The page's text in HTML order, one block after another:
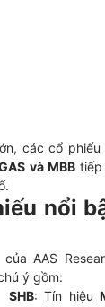
các cổ
và MBB
nổi
AAS
ý gồm:
SHB: Tín hiệu